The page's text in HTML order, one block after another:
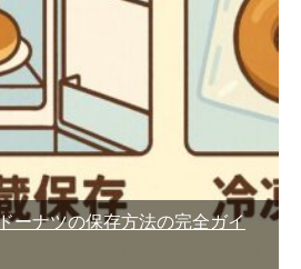
ーナツの保存方法の完全ガイ